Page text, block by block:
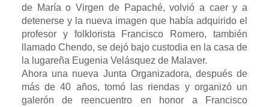
de María o Virgen de Papaché, volvió a caer y a
detenerse y la nueva imagen que había adquirido el
profesor y folklorista Francisco Romero, también
llamado Chendo, se dejó bajo custodia en la casa de
la lugareña Eugenia Velásquez de Malaver.
Ahora una nueva Junta Organizadora, después de
más de 40 años, tomó las riendas y organizó un
galerón de reencuentro en honor a Francisco